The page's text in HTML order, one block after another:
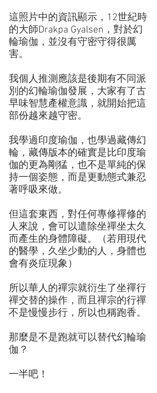
這照片中的資訊顯示，12世紀時
的大師Drakpa Gyalsen，對於幻
輪瑜伽，並沒有守密守得很厲
害。
我個人推測應該是後期有不同派
別的幻輪瑜伽發展，大家有了古
早味智慧產權意識，就開始把這
部份越來越守密。
我學過印度瑜伽，也學過藏傳幻
輪，藏傳版本的確實是比印度瑜
伽的更為剛猛，也不是單純的保
持一個姿態，而是更動態式兼忍
著呼吸來做。
但這套東西，對任何專修禪修的
人來說，會可以遣除坐禪坐太久
而產生的身體障礙。（若用現代
的醫學，久坐少動的人，身體也
會有炎症現象）
所以華人的禪宗就衍生了坐禪行
禪交替的操作，而且禪宗的行禪
不是慢慢步行，所以也稱跑香。
那麼是不是跑就可以替代幻輪瑜
伽？
一半吧！